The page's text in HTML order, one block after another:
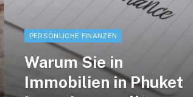
PERSÖNLICHE FINANZEN
Warum Sie in
Immobilien in Phuket